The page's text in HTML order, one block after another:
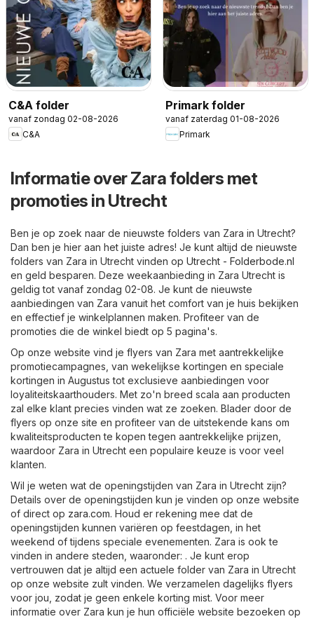
C&A folder
vanaf zondag 02-08-2026
C&A
Primark folder
vanaf zaterdag 01-08-2026
Primark
Informatie over Zara folders met
promoties in Utrecht
Ben je op zoek naar de nieuwste folders van Zara in Utrecht?
Dan ben je hier aan het juiste adres! Je kunt altijd de nieuwste
folders van Zara in Utrecht vinden op Utrecht - Folderbode.nl
en geld besparen. Deze weekaanbieding in Zara Utrecht is
geldig tot vanaf zondag 02-08. Je kunt de nieuwste
aanbiedingen van Zara vanuit het comfort van je huis bekijken
en effectief je winkelplannen maken. Profiteer van de
promoties die de winkel biedt op 5 pagina's.
Op onze website vind je flyers van Zara met aantrekkelijke
promotiecampagnes, van wekelijkse kortingen en speciale
kortingen in Augustus tot exclusieve aanbiedingen voor
loyaliteitskaarthouders. Met zo'n breed scala aan producten
zal elke klant precies vinden wat ze zoeken. Blader door de
flyers op onze site en profiteer van de uitstekende kans om
kwaliteitsproducten te kopen tegen aantrekkelijke prijzen,
waardoor Zara in Utrecht een populaire keuze is voor veel
klanten.
Wil je weten wat de openingstijden van Zara in Utrecht zijn?
Details over de openingstijden kun je vinden op onze website
of direct op zara.com. Houd er rekening mee dat de
openingstijden kunnen variëren op feestdagen, in het
weekend of tijdens speciale evenementen. Zara is ook te
vinden in andere steden, waaronder: . Je kunt erop
vertrouwen dat je altijd een actuele folder van Zara in Utrecht
op onze website zult vinden. We verzamelen dagelijks flyers
voor jou, zodat je geen enkele korting mist. Voor meer
informatie over Zara kun je hun officiële website bezoeken op